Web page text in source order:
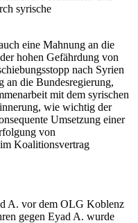
syrische
eine Mahnung an die
hohen Gefährdung von
nach Syrien
an die Bundesregierung,
mit dem syrischen
wie wichtig der
Umsetzung einer
von
Koalitionsvertrag
A. vor dem OLG Koblenz
gegen Eyad A. wurde